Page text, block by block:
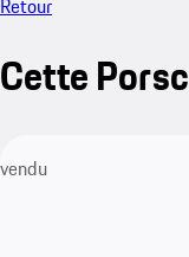
Retour
Cette
vendu